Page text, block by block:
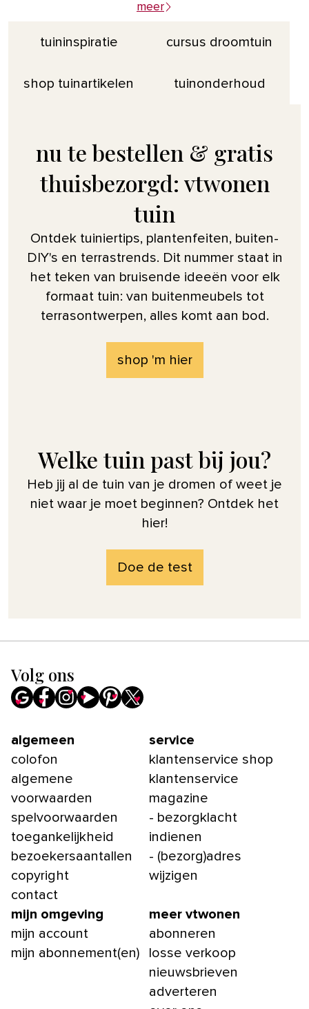
meer
tuininspiratie cursus droomtuin
shop tuinartikelen tuinonderhoud
nu te bestellen & gratis
thuisbezorgd: vtwonen
tuin
Ontdek tuiniertips, plantenfeiten, buiten-
DIY's en terrastrends. Dit nummer staat in
het teken van bruisende ideeën voor elk
formaat tuin: van buitenmeubels tot
terrasontwerpen, alles komt aan bod.
shop 'm hier
Welke tuin past bij jou?
Heb jij al de tuin van je dromen of weet je
niet waar je moet beginnen? Ontdek het
hier!
Doe de test
Volg ons
algemeen
colofon
algemene
voorwaarden
spelvoorwaarden
toegankelijkheid
bezoekersaantallen
copyright
contact
service
klantenservice shop
klantenservice
magazine
- bezorgklacht
indienen
- (bezorg)adres
wijzigen
mijn omgeving
mijn account
mijn abonnement(en)
meer vtwonen
abonneren
losse verkoop
nieuwsbrieven
adverteren